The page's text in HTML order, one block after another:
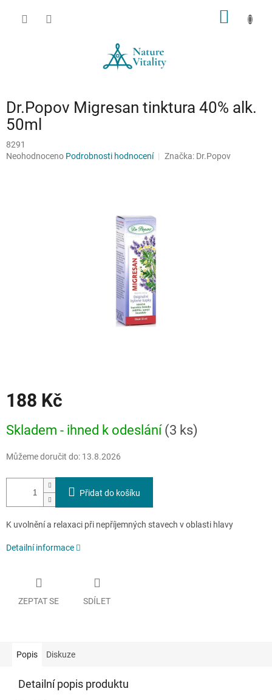
Dr.Popov Migresan tinktura 40% alk.
50ml
8291
Průměrné
Neohodnoceno Podrobnosti hodnocení Značka: Dr.Popov
188 Kč
cena:
Skladem - ihned k odeslání (3 ks)
Můžeme doručit do: 13.8.2026
Přidat do košíku
K uvolnění a relaxaci při nepříjemných stavech v oblasti hlavy
Detailní informace
ZEPTAT SE SDÍLET
Popis Diskuze
Detailní popis produktu